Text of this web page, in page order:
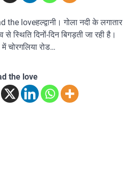
the loveहल्द्वानी। गोला नदी के लगातार
से स्थिति दिनों-दिन बिगड़ती जा रही है।
में चोरगलिया रोड…
the love